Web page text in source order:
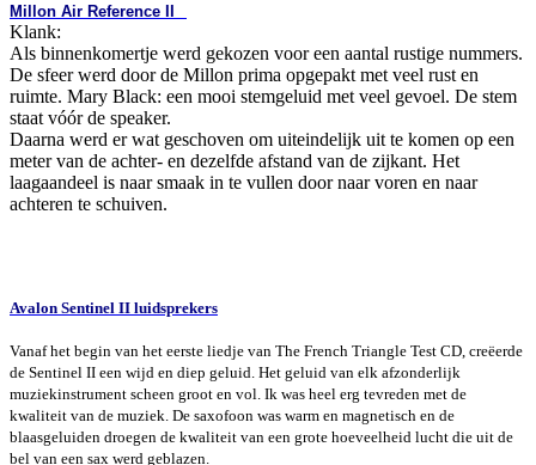
Millon Air Reference II
Klank:
Als binnenkomertje werd gekozen voor een aantal rustige nummers.
De sfeer werd door de Millon prima opgepakt met veel rust en
ruimte. Mary Black: een mooi stemgeluid met veel gevoel. De stem
staat vóór de speaker.
Daarna werd er wat geschoven om uiteindelijk uit te komen op een
meter van de achter- en dezelfde afstand van de zijkant. Het
laagaandeel is naar smaak in te vullen door naar voren en naar
achteren te schuiven.
Avalon Sentinel II luidsprekers
Vanaf het begin van het eerste liedje van The French Triangle Test CD, creëerde
de Sentinel II een wijd en diep geluid. Het geluid van elk afzonderlijk
muziekinstrument scheen groot en vol. Ik was heel erg tevreden met de
kwaliteit van de muziek. De saxofoon was warm en magnetisch en de
blaasgeluiden droegen de kwaliteit van een grote hoeveelheid lucht die uit de
bel van een sax werd geblazen.